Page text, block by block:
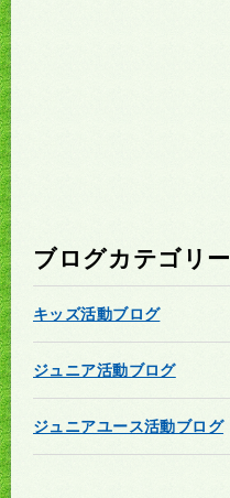
ブログカテゴリー
キッズ活動ブログ
ジュニア活動ブログ
ジュニアユース活動ブログ